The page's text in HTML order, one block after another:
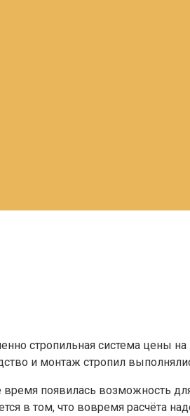
стропильная система цены
и монтаж стропил
появилась возможность
в том, что вовремя расчёта